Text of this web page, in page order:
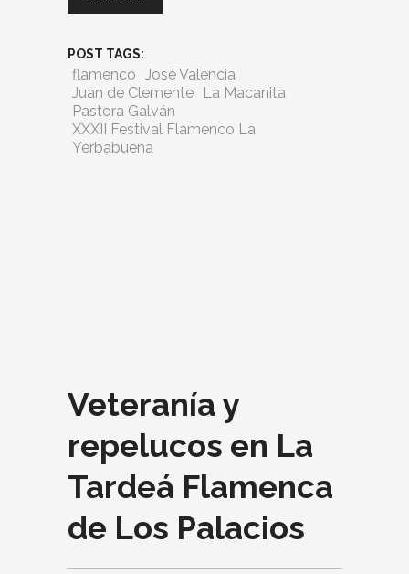
POST TAGS:
flamenco José Valencia
Juan de Clemente
La Macanita
Pastora Galván
XXXII Festival Flamenco La
Yerbabuena
Veteranía y
repelucos en La
Tardeá Flamenca
de Los Palacios